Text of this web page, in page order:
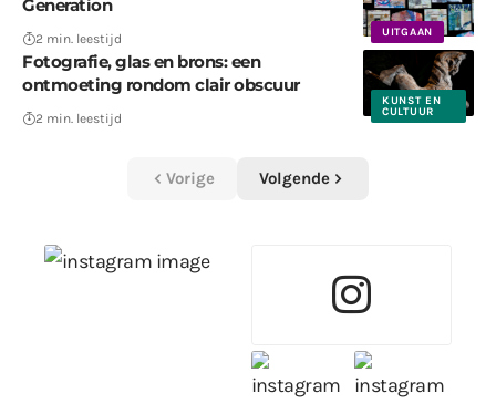
UITGAAN
Generation
2 min. leestijd
KUNST EN
CULTUUR
Fotografie, glas en brons: een
ontmoeting rondom clair obscuur
2 min. leestijd
Vorige Volgende